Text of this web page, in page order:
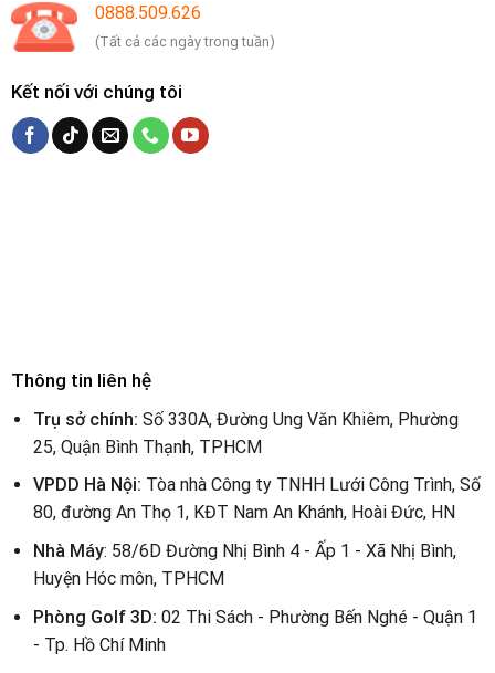
0888.509.626
(Tất cả các ngày trong tuần)
Kết nối với chúng tôi
Thông tin liên hệ
Trụ sở chính: Số 330A, Đường Ung Văn Khiêm, Phường
25, Quận Bình Thạnh, TPHCM
VPDD Hà Nội: Tòa nhà Công ty TNHH Lưới Công Trình, Số
80, đường An Thọ 1, KĐT Nam An Khánh, Hoài Đức, HN
Nhà Máy: 58/6D Đường Nhị Bình 4 - Ấp 1 - Xã Nhị Bình,
Huyện Hóc môn, TPHCM
Phòng Golf 3D:02 Thi Sách - Phường Bến Nghé - Quận 1
- Tp. Hồ Chí Minh